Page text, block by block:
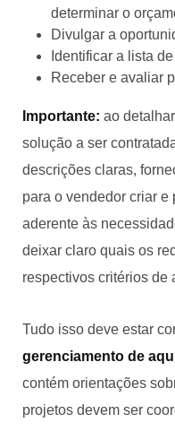
determinar o
Divulgar a
Identificar a lista
Receber e avaliar
Importante: ao
solução a ser
descrições claras,
para o vendedor criar e
aderente às
deixar claro quais os
respectivos critérios de
Tudo isso deve estar
gerenciamento de
contém orientações
projetos devem ser